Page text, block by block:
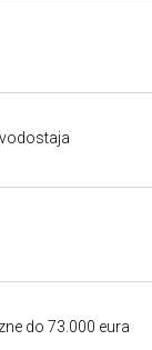
do 73.000 eura